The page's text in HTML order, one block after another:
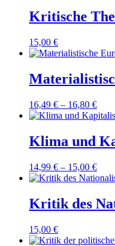
Kritische
15,00 €
16,49 € – 16,80 €
Klima und
14,99 € – 15,00 €
Kritik des
15,00 €